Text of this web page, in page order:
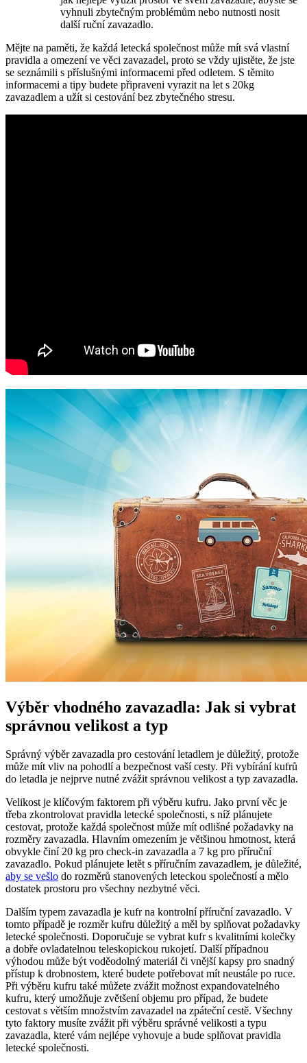
vyhnuli zbytečným ⁤problémům nebo ​nutnosti ⁣nosit
další ruční ⁢zavazadlo.
Mějte‍ na​ paměti,‌ že každá letecká společnost může mít‌ svá vlastní
pravidla ‍a⁣ omezení ve věci zavazadel, proto se‍ vždy⁣ ujistěte, že‌ jste
se⁣ seznámili s příslušnými informacemi před odletem. S těmito⁣
informacemi a ⁣tipy budete připraveni vyrazit na let s 20kg
zavazadlem a‍ užít si⁣ cestování bez zbytečného ​stresu.
Výběr vhodného zavazadla: Jak⁣ si vybrat
správnou velikost a typ
Správný výběr zavazadla pro cestování letadlem ‍je důležitý,‍ protože
může mít vliv na⁤ pohodlí ⁢a bezpečnost ⁤vaší cesty. ⁣Při vybírání⁢ kufrů
do letadla je nejprve nutné⁤ zvážit správnou velikost a typ zavazadla.
Velikost je⁢ klíčovým faktorem při výběru ⁢kufru. Jako první věc‍ je
třeba zkontrolovat‌ pravidla letecké společnosti, s níž plánujete
cestovat, protože každá společnost může mít⁣ odlišné požadavky na
rozměry zavazadla. Hlavním omezením je většinou hmotnost, která
obvykle činí⁢ 20 kg pro check-in zavazadla a 7 kg pro příruční
zavazadlo. ⁤Pokud plánujete letět​ s příručním⁤ zavazadlem, je důležité,
aby se vešlo do ⁢rozměrů stanovených​ leteckou společností a mělo
dostatek prostoru ⁢pro všechny nezbytné věci.
Dalším typem zavazadla je​ kufr na kontrolní příruční zavazadlo. V
tomto případě‍ je rozměr kufru‌ důležitý a‌ měl by splňovat požadavky
letecké⁤ společnosti. Doporučuje se vybrat kufr​ s ‌kvalitními ⁤kolečky
a dobře ovladatelnou teleskopickou rukojetí. Další⁢ případnou
⁣výhodou ​může být voděodolný​ materiál či ⁣vnější kapsy pro snadný
⁢přístup k⁣ drobnostem,⁤ které budete potřebovat mít neustále‌ po ruce.
Při ​výběru kufru‍ také můžete zvážit možnost expandovatelného
kufru, který umožňuje zvětšení ⁣objemu pro případ, že budete
cestovat ⁣s⁢ větším množstvím zavazadel ⁤na zpáteční ⁣cestě. ​Všechny
tyto faktory musíte zvážit ⁣při výběru správné​ velikosti a typu⁣
zavazadla, které vám nejlépe vyhovuje a⁣ bude splňovat pravidla⁢
letecké společnosti.